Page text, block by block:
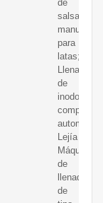
de
salsa
manual
para
latas;
Llenadora
de
inodoro
automática
Lejía
Máquina
de
llenado
de